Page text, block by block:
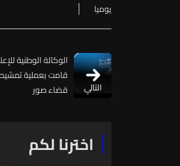
يوميا
التالي
الوكالة الوطنية
قامت بعملية
قضاء صور
اخترنا لكم